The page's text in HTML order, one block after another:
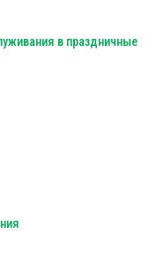
в праздничные